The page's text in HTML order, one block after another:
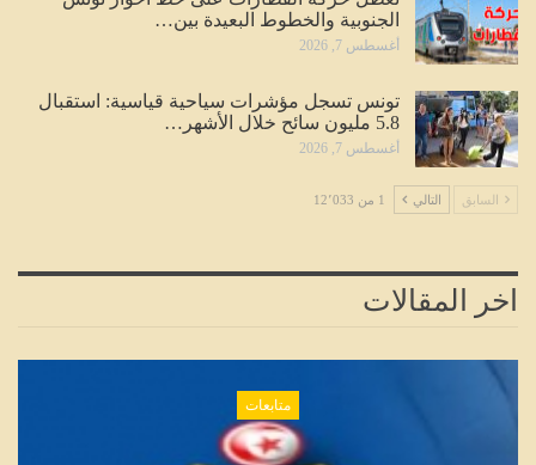
الجنوبية والخطوط البعيدة بين…
أغسطس 7, 2026
تونس تسجل مؤشرات سياحية قياسية: استقبال
5.8 مليون سائح خلال الأشهر…
أغسطس 7, 2026
السابق التالي 1 من 12٬033
اخر المقالات
متابعات